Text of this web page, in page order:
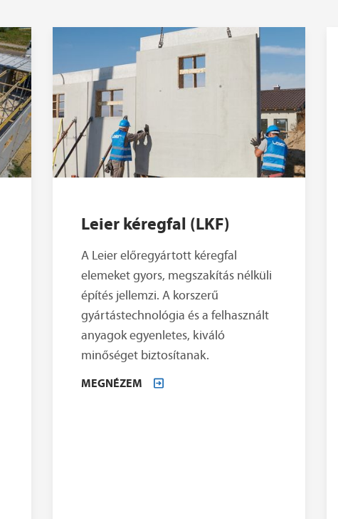
Leier kéregfal (LKF)
A Leier előregyártott kéregfal
elemeket gyors, megszakítás nélküli
építés jellemzi. A korszerű
gyártástechnológia és a felhasznált
anyagok egyenletes, kiváló
minőséget biztosítanak.
MEGNÉZEM